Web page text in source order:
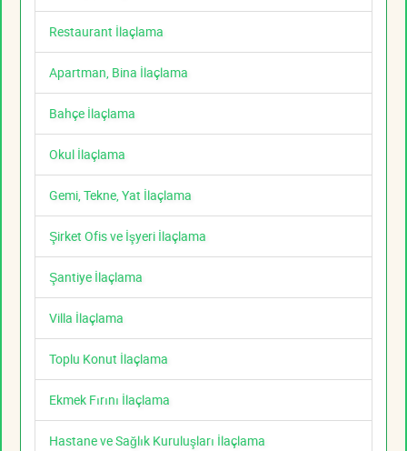
Restaurant İlaçlama
Apartman, Bina İlaçlama
Bahçe İlaçlama
Okul İlaçlama
Gemi, Tekne, Yat İlaçlama
Şirket Ofis ve İşyeri İlaçlama
Şantiye İlaçlama
Villa İlaçlama
Toplu Konut İlaçlama
Ekmek Fırını İlaçlama
Hastane ve Sağlık Kuruluşları İlaçlama